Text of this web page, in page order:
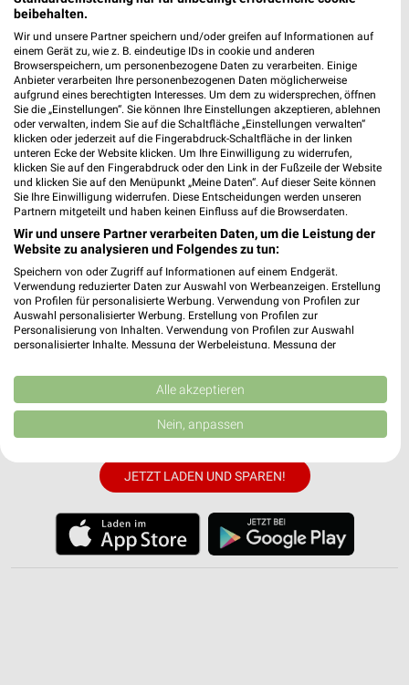
MEHR PROSPEKTE
weekli - Prospekte & Angebote App
Alle REWE Angebote immer griffbereit – mit der kostenlosen
weekli App für iOS & Android.
✔Standortgenaue Angebote
Folge deinem Lieblingshändler
✔Push-Benachrichtigungen bei neuen Prospekten
Einkaufsliste - Einkauf stressfrei planen
JETZT LADEN UND SPAREN!
beibehalten.
Wir und unsere Partner speichern und/oder greifen auf Informationen auf
einem Gerät zu, wie z. B. eindeutige IDs in cookie und anderen
Browserspeichern, um personenbezogene Daten zu verarbeiten. Einige
Anbieter verarbeiten Ihre personenbezogenen Daten möglicherweise
aufgrund eines berechtigten Interesses. Um dem zu widersprechen, öffnen
Sie die „Einstellungen“. Sie können Ihre Einstellungen akzeptieren, ablehnen
oder verwalten, indem Sie auf die Schaltfläche „Einstellungen verwalten“
klicken oder jederzeit auf die Fingerabdruck-Schaltfläche in der linken
unteren Ecke der Website klicken. Um Ihre Einwilligung zu widerrufen,
klicken Sie auf den Fingerabdruck oder den Link in der Fußzeile der Website
und klicken Sie auf den Menüpunkt „Meine Daten“. Auf dieser Seite können
Sie Ihre Einwilligung widerrufen. Diese Entscheidungen werden unseren
Partnern mitgeteilt und haben keinen Einfluss auf die Browserdaten.
Wir und unsere Partner verarbeiten Daten, um die Leistung der
Website zu analysieren und Folgendes zu tun:
Speichern von oder Zugriff auf Informationen auf einem Endgerät.
Verwendung reduzierter Daten zur Auswahl von Werbeanzeigen. Erstellung
von Profilen für personalisierte Werbung. Verwendung von Profilen zur
Auswahl personalisierter Werbung. Erstellung von Profilen zur
Personalisierung von Inhalten. Verwendung von Profilen zur Auswahl
personalisierter Inhalte. Messung der Werbeleistung. Messung der
Kombinationen von Daten aus verschiedenen Quellen. Entwicklung und
Verbesserung der Angebote. Verwendung reduzierter Daten zur Auswahl
von Inhalten.
Daten können außerhalb der Europäischen Union weitergegeben und in die
Website/App.
Partnerliste anzeigen (1 IAB-Anbieter)
Wir nutzen Ihre Daten für folgende Zwecke:
IAB-Verarbeitungszwecke:
Alle akzeptieren
Nein, anpassen